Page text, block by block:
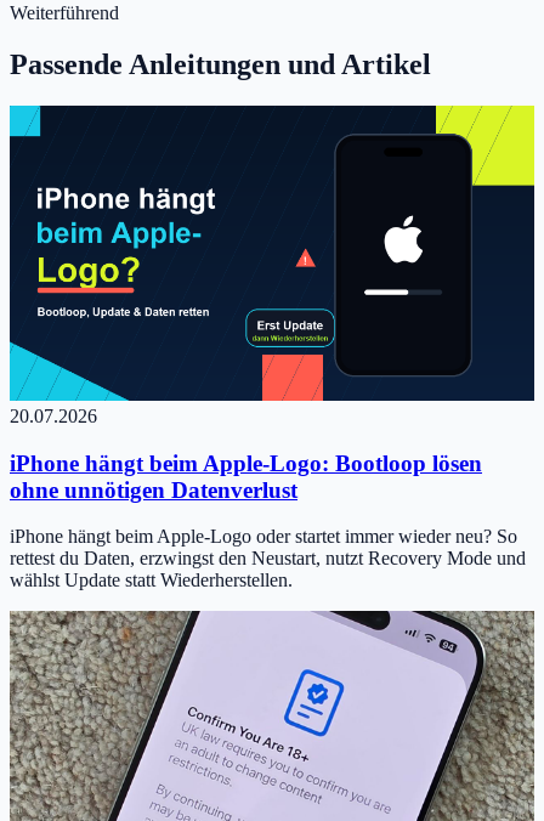
Weiterführend
Passende Anleitungen und Artikel
20.07.2026
iPhone hängt beim Apple-Logo: Bootloop lösen
ohne unnötigen Datenverlust
iPhone hängt beim Apple-Logo oder startet immer wieder neu? So
rettest du Daten, erzwingst den Neustart, nutzt Recovery Mode und
wählst Update statt Wiederherstellen.